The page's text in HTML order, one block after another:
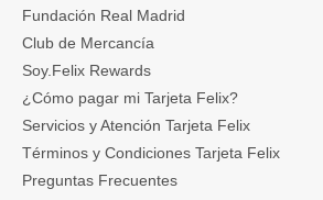
Fundación Real Madrid
Club de Mercancía
Soy.Felix Rewards
¿Cómo pagar mi Tarjeta Felix?
Servicios y Atención Tarjeta Felix
Términos y Condiciones Tarjeta Felix
Preguntas Frecuentes